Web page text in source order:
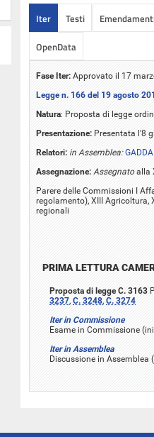
Iter Testi
OpenData
Fase Iter: Approvato il 17
Legge n. 166 del 19 agosto
Natura: Proposta di legge
Presentazione: Presentata l'8
Relatori: in Assemblea:
Assegnazione: Assegnatoalla
Parere delle Commissioni I
regolamento), XIII Agricoltura,
regionali
PRIMA LETTURA
Proposta di legge C. 3163
3237, C. 3248, C. 3274
Iter in Commissione
Esame in Commissione
Iter in Assemblea
Discussione in